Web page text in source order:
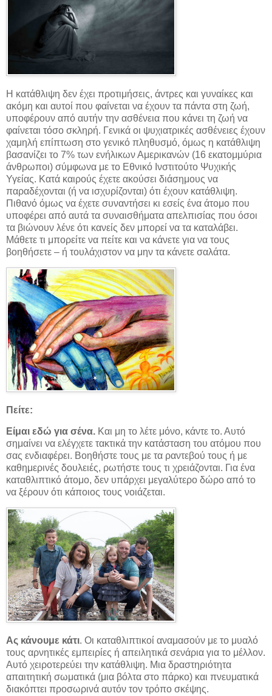
Η κατάθλιψη δεν έχει προτιμήσεις, άντρες και γυναίκες και
ακόμη και αυτοί που φαίνεται να έχουν τα πάντα στη ζωή,
υποφέρουν από αυτήν την ασθένεια που κάνει τη ζωή να
φαίνεται τόσο σκληρή. Γενικά οι ψυχιατρικές ασθένειες έχουν
χαμηλή επίπτωση στο γενικό πληθυσμό, όμως η κατάθλιψη
βασανίζει το 7% των ενήλικων Αμερικανών (16 εκατομμύρια
άνθρωποι) σύμφωνα με το Εθνικό Ινστιτούτο Ψυχικής
Υγείας. Κατά καιρούς έχετε ακούσει διάσημους να
παραδέχονται (ή να ισχυρίζονται) ότι έχουν κατάθλιψη.
Πιθανό όμως να έχετε συναντήσει κι εσείς ένα άτομο που
υποφέρει από αυτά τα συναισθήματα απελπισίας που όσοι
τα βιώνουν λένε ότι κανείς δεν μπορεί να τα καταλάβει.
Μάθετε τι μπορείτε να πείτε και να κάνετε για να τους
βοηθήσετε – ή τουλάχιστον να μην τα κάνετε σαλάτα.
Πείτε:
Είμαι εδώ για σένα. Και μη το λέτε μόνο, κάντε το. Αυτό
σημαίνει να ελέγχετε τακτικά την κατάσταση του ατόμου που
σας ενδιαφέρει. Βοηθήστε τους με τα ραντεβού τους ή με
καθημερινές δουλειές, ρωτήστε τους τι χρειάζονται. Για ένα
καταθλιπτικό άτομο, δεν υπάρχει μεγαλύτερο δώρο από το
να ξέρουν ότι κάποιος τους νοιάζεται.
Ας κάνουμε κάτι. Οι καταθλιπτικοί αναμασούν με το μυαλό
τους αρνητικές εμπειρίες ή απειλητικά σενάρια για το μέλλον.
Αυτό χειροτερεύει την κατάθλιψη. Μια δραστηριότητα
απαιτητική σωματικά (μια βόλτα στο πάρκο) και πνευματικά
διακόπτει προσωρινά αυτόν τον τρόπο σκέψης.